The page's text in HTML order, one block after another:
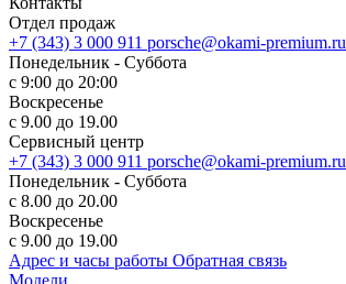
Отдел продаж
+7 (343) 3 000 911 porsche@okami-premium.ru
Понедельник - Суббота
с 9:00 до 20:00
Воскресенье
с 9.00 до 19.00
Сервисный центр
+7 (343) 3 000 911 porsche@okami-premium.ru
Понедельник - Суббота
с 8.00 до 20.00
Воскресенье
с 9.00 до 19.00
Адрес и часы работы Обратная связь
Модели